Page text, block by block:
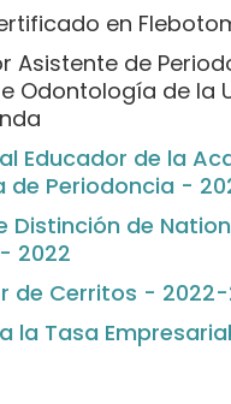
en
Asistente de
Odontología de la
Educador de la
de Periodoncia -
Distinción de
2022
de Cerritos - 2022-
la Tasa